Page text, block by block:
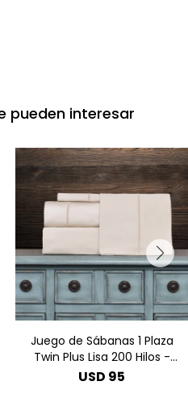
pueden interesar
Juego de Sábanas 1 Plaza
Twin Plus Lisa 200 Hilos -
Beige
USD 95